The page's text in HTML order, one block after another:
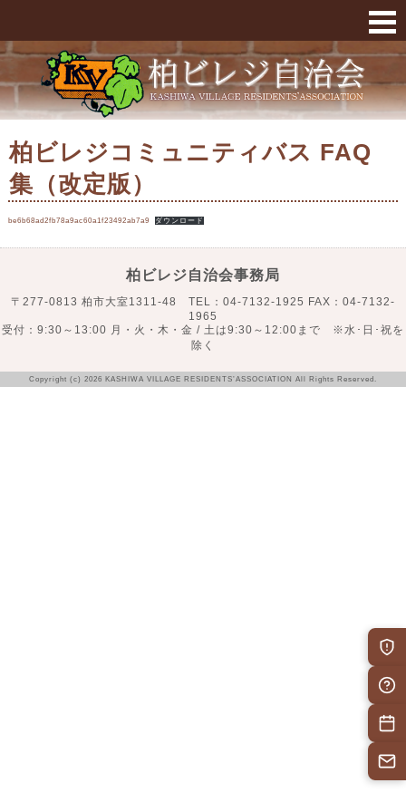
柏ビレジコミュニティバス FAQ 集（改定版）
柏ビレジコミュニティバス FAQ
集（改定版）
be6b68ad2fb78a9ac60a1f23492ab7a9 ダウンロード
柏ビレジ自治会事務局
〒277-0813 柏市大室1311-48 TEL：04-7132-1925 FAX：04-7132-
1965
受付：9:30～13:00 月・火・木・金 / 土は9:30～12:00まで ※水･日･祝を
除く
Copyright (c) 2026 KASHIWA VILLAGE RESIDENTS’ASSOCIATION All Rights Reserved.